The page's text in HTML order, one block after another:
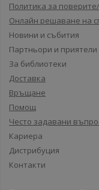
Политика за
Онлайн решаване на
Новини и събития
Партньори и приятели
За библиотеки
Доставка
Връщане
Помощ
Често задавани
Кариера
Дистрибуция
Контакти